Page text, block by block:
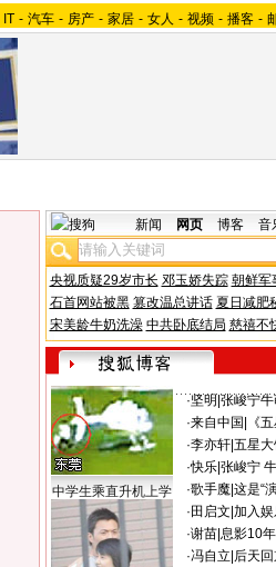
IT - 汽车 - 房产 - 家居 - 女人 - 视频 - 播客 -
新闻 网页 博客 音
央视质疑29岁市长 邓玉娇失踪 朝鲜军
石首网站被黑 篡改温总讲话 夏日减肥
宋美龄牛奶洗澡 中共卧底结局 慈禧不
中学生乘直升机上学
·坚明 张峻宁
·来自中国
《
·李亦轩| 五星
·快乐| 张峻宁
·歌手魔| 这是“
· 田启文 加入
·谢苗| 息影10
·冯自立 后天回